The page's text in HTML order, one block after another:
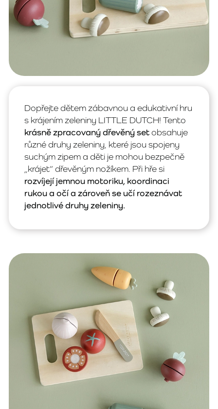
Dopřejte dětem zábavnou a edukativní hru
s krájením zeleniny LITTLE DUTCH! Tento
krásně zpracovaný dřevěný setobsahuje
různé druhy zeleniny, které jsou spojeny
suchým zipem a děti je mohou bezpečně
„krájet“ dřevěným nožíkem. Při hře si
rozvíjejí jemnou motoriku, koordinaci
rukou a očí a zároveň se učí rozeznávat
jednotlivé druhy zeleniny.